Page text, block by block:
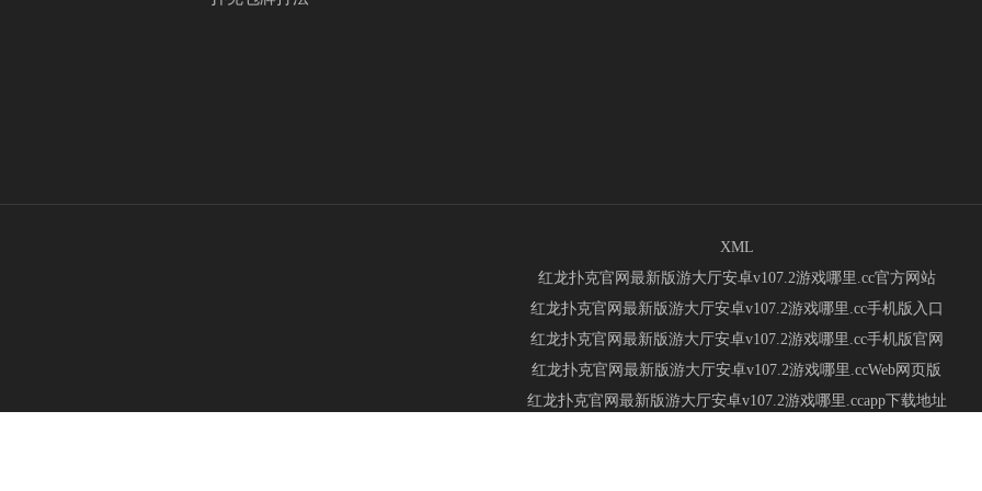
XML
红龙扑克官网最新版游大厅安卓v107.2游戏哪里.cc官方网站
红龙扑克官网最新版游大厅安卓v107.2游戏哪里.cc手机版入口
红龙扑克官网最新版游大厅安卓v107.2游戏哪里.cc手机版官网
红龙扑克官网最新版游大厅安卓v107.2游戏哪里.ccWeb网页版
红龙扑克官网最新版游大厅安卓v107.2游戏哪里.ccapp下载地址